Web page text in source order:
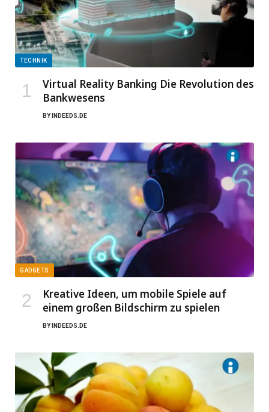
TECHNIK
Virtual Reality Banking Die Revolution des
Bankwesens
BY INDEEDS.DE
GADGETS
Kreative Ideen, um mobile Spiele auf
einem großen Bildschirm zu spielen
BY INDEEDS.DE